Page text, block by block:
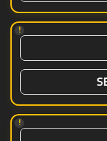
!
!